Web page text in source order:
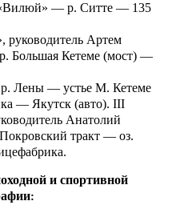
— р. Ситте — 135
руководитель Артем
Большая Кетеме (мост) —
р. Лены — устье М. Кетеме
— Якутск (авто). III
Анатолий
тракт — оз.
и спортивной